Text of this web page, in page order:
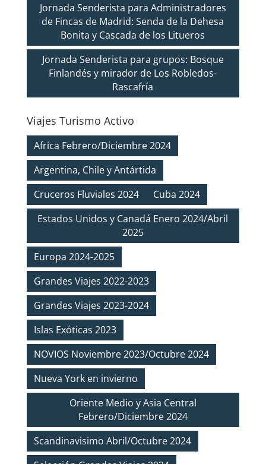
Jornada Senderista para Administradores
de Fincas de Madrid: Senda de la Dehesa
Bonita y Cascada de los Litueros
Jornada Senderista para grupos: Bosque
Finlandés y mirador de Los Robledos-
Rascafría
Viajes Turismo Activo
Africa Febrero/Diciembre 2024
Argentina, Chile y Antártida
Cruceros Fluviales 2024
Cuba 2024
Estados Unidos y Canadá Enero 2024/Abril
2025
Europa 2024-2025
Grandes Viajes 2022-2023
Grandes Viajes 2023-2024
Islas Exóticas 2023
NOVIOS Noviembre 2023/Octubre 2024
Nueva York en invierno
Oriente Medio y Asia Central
Febrero/Diciembre 2024
Scandinavisimo Abril/Octubre 2024